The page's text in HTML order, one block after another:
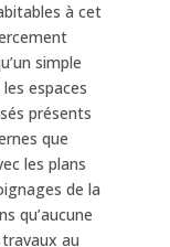
à cet
simple
espaces
présents
que
les plans
de la
qu’aucune
au